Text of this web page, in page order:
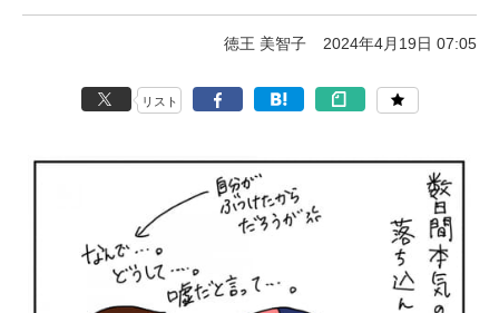
徳王 美智子 2024年4月19日 07:05
リスト